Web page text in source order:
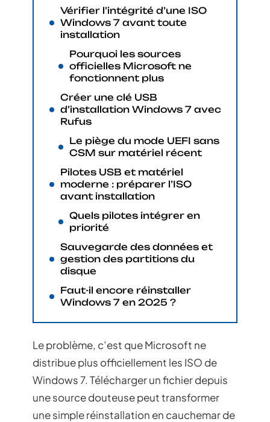
Vérifier l’intégrité d’une ISO
Windows 7 avant toute
installation
Pourquoi les sources
officielles Microsoft ne
fonctionnent plus
Créer une clé USB
d’installation Windows 7 avec
Rufus
Le piège du mode UEFI sans
CSM sur matériel récent
Pilotes USB et matériel
moderne : préparer l’ISO
avant installation
Quels pilotes intégrer en
priorité
Sauvegarde des données et
gestion des partitions du
disque
Faut-il encore réinstaller
Windows 7 en 2025 ?
Le problème, c’est que Microsoft ne
distribue plus officiellement les ISO de
Windows 7. Télécharger un fichier depuis
une source douteuse peut transformer
une simple réinstallation en cauchemar de